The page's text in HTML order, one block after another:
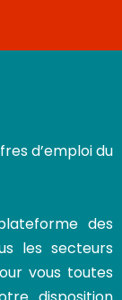
d’emploi du
des
les secteurs
vous toutes